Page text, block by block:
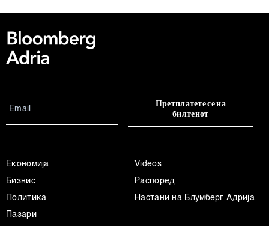
Претплатете се на
билтенот
Економија
Бизнис
Политика
Пазари
Videos
Распоред
Настани на Блумберг Адрија